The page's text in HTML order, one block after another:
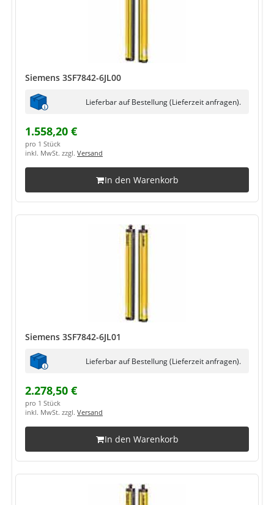
Siemens 3SF7842-6JL00
Lieferbar auf Bestellung (Lieferzeit anfragen).
1.558,20 €
pro 1 Stück
inkl. MwSt. zzgl. Versand
In den Warenkorb
Siemens 3SF7842-6JL01
Lieferbar auf Bestellung (Lieferzeit anfragen).
2.278,50 €
pro 1 Stück
inkl. MwSt. zzgl. Versand
In den Warenkorb